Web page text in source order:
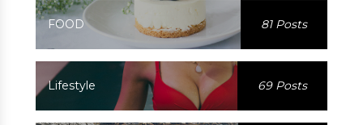
FOOD 81 Posts
Lifestyle 69 Posts